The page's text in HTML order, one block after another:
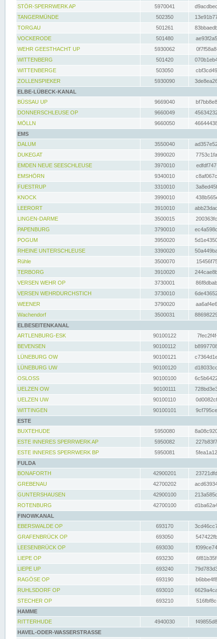
STÖR-SPERRWERK AP 5970041
TANGERMÜNDE
502350
TORGAU
501261
VOCKERODE
501480
WEHR GEESTHACHT UP
5930062
WITTENBERG
501420
WITTENBERGE
503050
ZOLLENSPIEKER
5930090
ELBE-LÜBECK-KANAL
BÜSSAU UP
9669040
DONNERSCHLEUSE OP
9660049
MÖLLN
9660050
EMS
DALUM
3550040
DUKEGAT
3990020
EMDEN NEUE SEESCHLEUSE
3970010
EMSHÖRN
9340010
FUESTRUP
3310010
KNOCK
3990010
LEERORT
3910010
LINGEN-DARME
3500015
PAPENBURG
3790010
POGUM
3950020
RHEINE UNTERSCHLEUSE
3390020
Rühle
3500070
TERBORG
3910020
VERSEN WEHR OP
3730001
VERSEN WEHRDURCHSTICH
3730010
WEENER
3790020
Wachendorf
3500031
ELBESEITENKANAL
ARTLENBURG-ESK
90100122
BEVENSEN
90100112
LÜNEBURG OW
90100121
LÜNEBURG UW
90100120
OSLOSS
90100100
UELZEN OW
90100111
UELZEN UW
90100110
WITTINGEN
90100101
ESTE
BUXTEHUDE
5950080
ESTE INNERES SPERRWERK AP
5950082
ESTE INNERES SPERRWERK BP
5950081
FULDA
BONAFORTH
42900201
GREBENAU
42700202
GUNTERSHAUSEN
42900100
ROTENBURG
42700100
FINOWKANAL
EBERSWALDE OP
693170
GRAFENBRÜCK OP
693050
LEESENBRÜCK OP
693030
LIEPE OP
693230
LIEPE UP
693240
RAGÖSE OP
693190
RUHLSDORF OP
693010
STECHER OP
693210
HAMME
RITTERHUDE
4940030
HAVEL-ODER-WASSERSTRASSE